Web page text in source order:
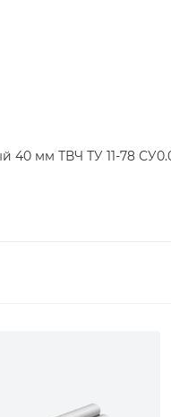
40 мм ТВЧ ТУ 11-78